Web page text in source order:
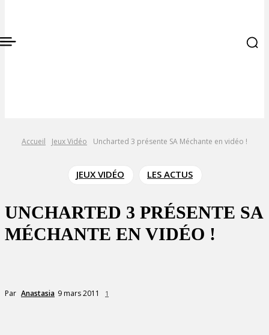
Accueil Jeux Vidéo Uncharted 3 présente SA Méchante en vidéo !
JEUX VIDÉO LES ACTUS
UNCHARTED 3 PRÉSENTE SA
MÉCHANTE EN VIDÉO !
Par Anastasia 9 mars 2011 1